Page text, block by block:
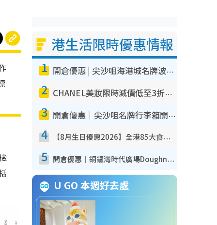
港生活限時優惠情報
1 開倉優惠 | 尖沙咀海港城名牌波鞋開倉低至1折！On鞋$899起／Joy&Peace鞋履$98起
2 CHANEL美妝限時減價低至3折！人氣粉底/唇膏/精華液低至$275！COCO香水都有平
3 開倉優惠｜尖沙咀名牌行李箱開倉低至4折！一連5日 American Tourister/ace./Hallmark $200起！
4 【8月生日優惠2026】全港85大食買玩著數攻略 自助餐/火鍋放題同行免費＋誠品/DONKI送現金券
5 開倉優惠｜銅鑼灣時代廣場Doughnut/Campo Marzio開倉低至1折！背囊、書包、手袋劈價$200起
U GO 本週好去處